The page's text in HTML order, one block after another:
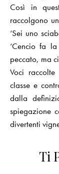
Così in
raccolgono
‘Sei uno
‘Cencio fa
peccato, ma
Voci
classe e
dalla
spiegazione
divertenti
Ti